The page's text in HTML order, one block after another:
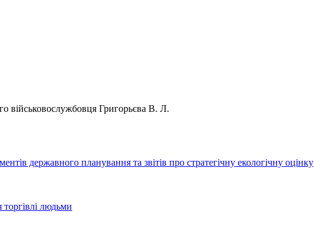
військовослужбовця Григорьєва В. Л.
державного планування та звітів про стратегічну екологічну оцінку
людьми